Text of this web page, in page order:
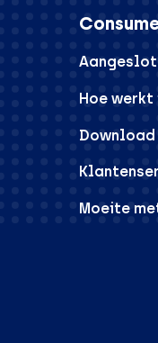
Hoe werkt
Moeite